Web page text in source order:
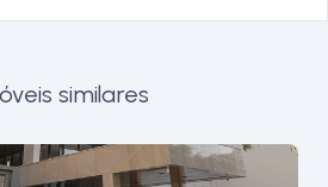
similares